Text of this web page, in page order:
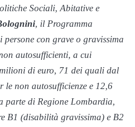
Sociali, Abitative e
, il Programma
con grave o gravissima
autosufficienti, a cui
di euro, 71 dei quali dal
le non autosufficienze e 12,6
parte di Regione Lombardia,
B1 (disabilità gravissima) e B2